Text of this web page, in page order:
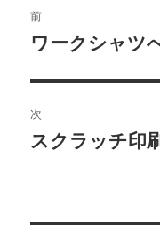
稿
ゲ
ョ
前
前
投
稿:
ワークシャツ
次
次
スクラッチ印